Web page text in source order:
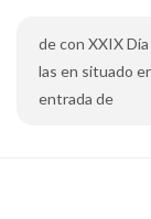
de con XXIX
las en situado
entrada de